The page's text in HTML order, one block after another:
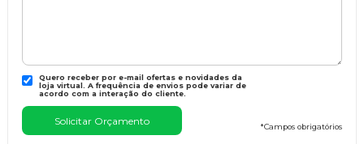
Quero receber por e-mail ofertas e novidades da
loja virtual. A frequência de envios pode variar de
acordo com a interação do cliente.
*Campos obrigatórios